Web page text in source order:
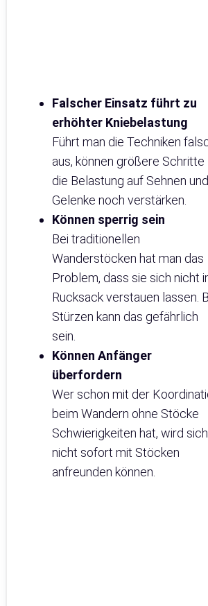
Falscher Einsatz führt zu
erhöhter Kniebelastung
Führt man die Techniken
aus, können größere Schritte
die Belastung auf Sehnen und
Gelenke noch verstärken.
Können sperrig sein
Bei traditionellen
Wanderstöcken hat man das
Problem, dass sie sich nicht
Rucksack verstauen lassen.
Stürzen kann das gefährlich
sein.
Können Anfänger
überfordern
Wer schon mit der
beim Wandern ohne Stöcke
Schwierigkeiten hat, wird sich
nicht sofort mit Stöcken
anfreunden können.